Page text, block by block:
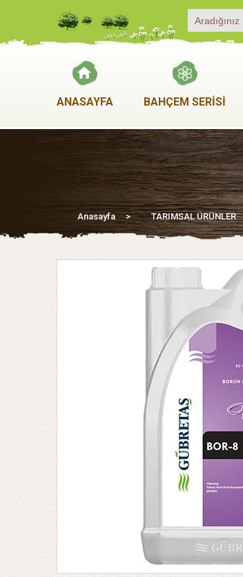
ANASAYFA BAHÇEM SERİSİ
Anasayfa > TARIMSAL ÜRÜNLER